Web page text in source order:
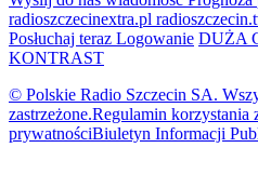
radioszczecinextra.pl
Posłuchaj teraz Logowanie DUŻA
KONTRAST
© Polskie Radio Szczecin SA.
zastrzeżone.Regulamin korzystania
prywatnościBiuletyn Informacji